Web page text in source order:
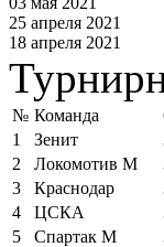
25 апреля 2021
18 апреля 2021
№ Команда
1
Зенит
2
Локомотив М
3
Краснодар
4
ЦСКА
5
Спартак М